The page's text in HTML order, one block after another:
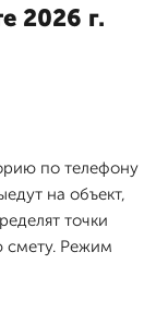
2026 г.
по телефону
на объект,
точки
смету. Режим